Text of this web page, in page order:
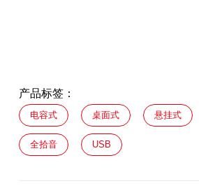
产品标签：
电容式 桌面式 悬挂式
全拾音 USB